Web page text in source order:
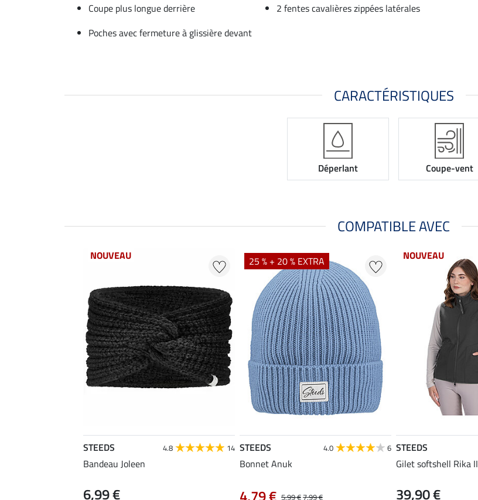
Coupe plus longue derrière
2 fentes cavalières zippées latérales
Poches avec fermeture à glissière devant
CARACTÉRISTIQUES
Déperlant Coupe-vent
COMPATIBLE AVEC
NOUVEAU
STEEDS 4.8 14
Bandeau Joleen
6,99 €
25 % + 20 % EXTRA
STEEDS 4.0 6
Bonnet Anuk
5,99 €7,99 €
4,79 €
NOUVEAU
STEEDS
Gilet softshell Rika II
39,90 €